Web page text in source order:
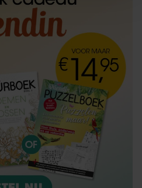
voor social media te bieden
te analyseren. Ook delen we
van onze site met onze
adverteren en analyse. Deze
combineren met andere
verstrekt of die ze hebben
gebruik van hun services. U
als u onze website blijft